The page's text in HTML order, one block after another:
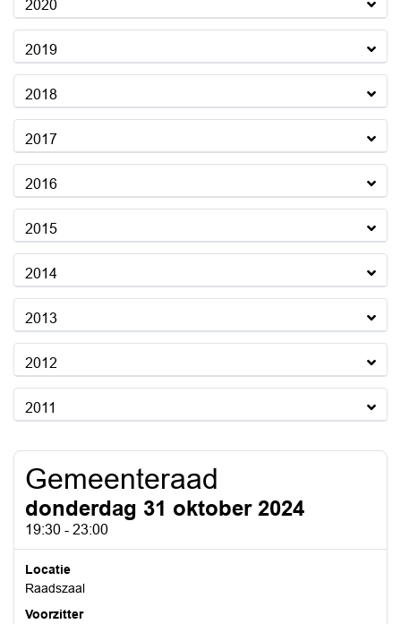
2020
2019
2018
2017
2016
2015
2014
2013
2012
2011
Gemeenteraad
donderdag 31 oktober 2024
19:30 - 23:00
Locatie
Raadszaal
Voorzitter